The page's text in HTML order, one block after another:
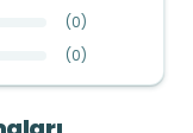
(0)
(0)